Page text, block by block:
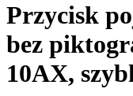
Przycisk
bez
10AX,